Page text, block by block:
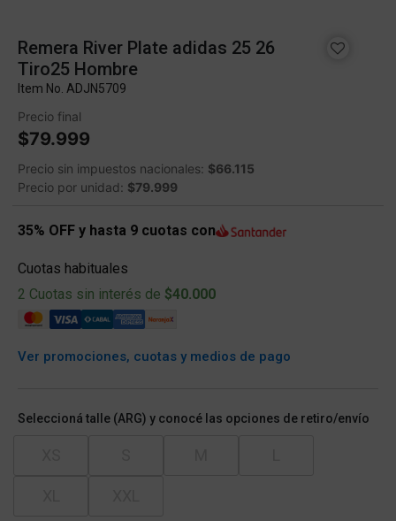
Remera River Plate adidas 25 26
Tiro25 Hombre
Item No. ADJN5709
Precio final
$79.999
Precio sin impuestos nacionales: $66.115
Precio por unidad: $79.999
35% OFF y hasta 9 cuotas con
Cuotas habituales
2 Cuotas sin interés de $40.000
Ver promociones, cuotas y medios de pago
Seleccioná talle (ARG) y conocé las opciones de retiro/envío